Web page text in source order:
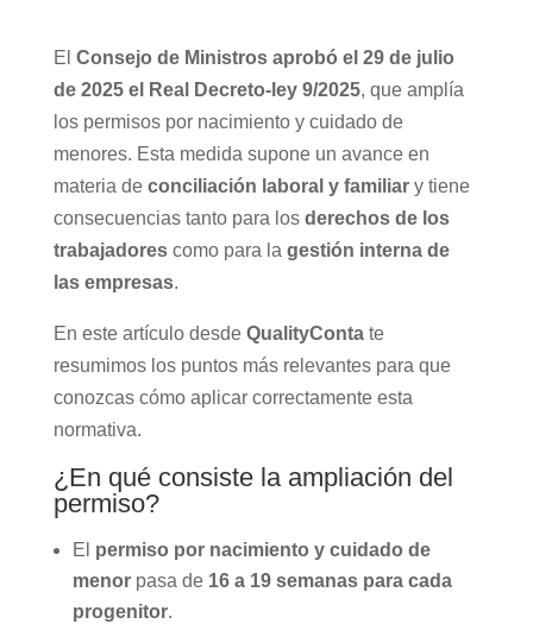
El Consejo de Ministros aprobó el 29 de julio
de 2025 el Real Decreto-ley 9/2025, que amplía
los permisos por nacimiento y cuidado de
menores. Esta medida supone un avance en
materia de conciliación laboral y familiary tiene
consecuencias tanto para los derechos de los
trabajadorescomo para la gestión interna de
las empresas.
En este artículo desde QualityContate
resumimos los puntos más relevantes para que
conozcas cómo aplicar correctamente esta
normativa.
¿En qué consiste la ampliación del
permiso?
El permiso por nacimiento y cuidado de
menorpasa de 16 a 19 semanas para cada
progenitor.